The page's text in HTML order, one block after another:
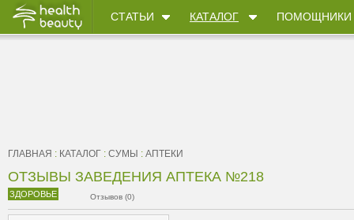
СТАТЬИ КАТАЛОГ ПОМОЩНИКИ
ГЛАВНАЯ : КАТАЛОГ : СУМЫ : АПТЕКИ
ОТЗЫВЫ ЗАВЕДЕНИЯ АПТЕКА №218
ЗДОРОВЬЕ Отзывов (0)